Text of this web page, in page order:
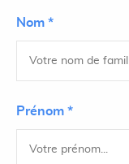
Nom *
Prénom *